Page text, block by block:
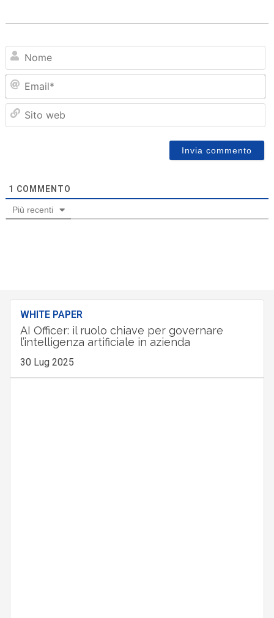
1 COMMENTO
Più recenti
WHITE PAPER
AI Officer: il ruolo chiave per governare
l’intelligenza artificiale in azienda
30 Lug 2025